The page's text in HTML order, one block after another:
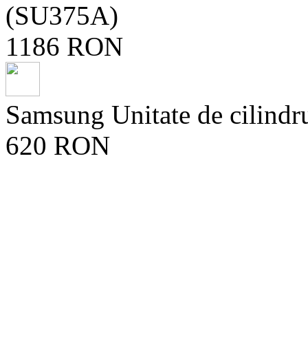
(SU375A)
1186 RON
Samsung Unitate de
620 RON